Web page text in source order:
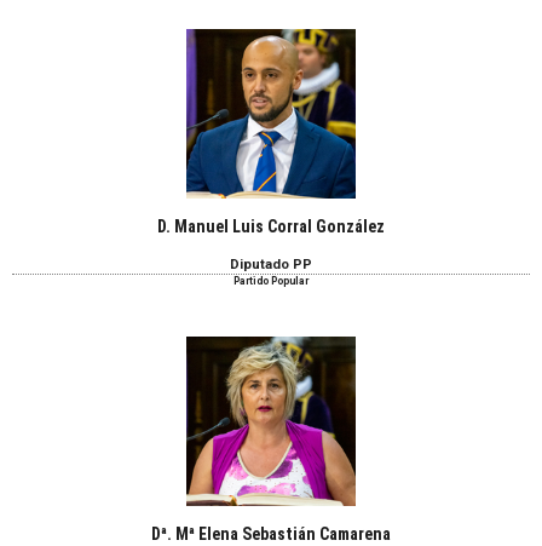
D. Manuel Luis Corral González
Diputado PP
Partido Popular
Dª. Mª Elena Sebastián Camarena